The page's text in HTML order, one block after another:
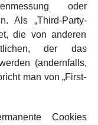
oder
Als „Third-Party-
die von anderen
der das
(andernfalls,
man von „First-
Cookies